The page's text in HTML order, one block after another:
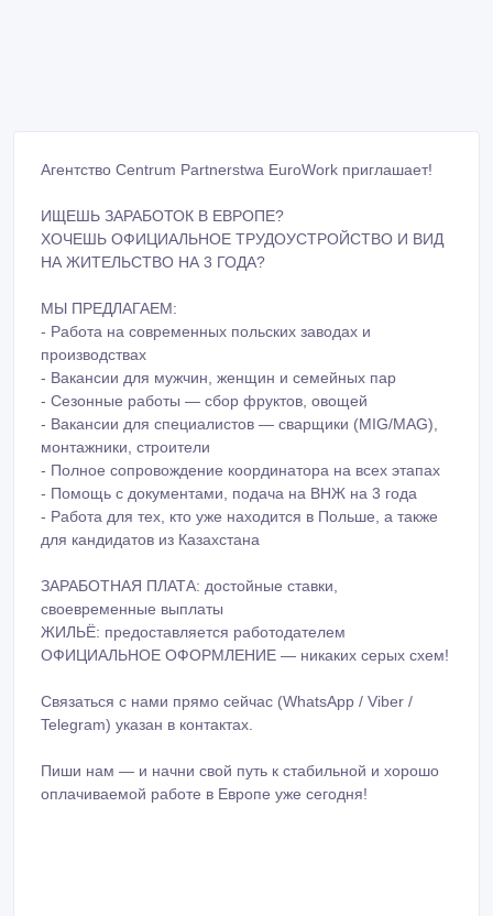
Агентство Centrum Partnerstwa EuroWork приглашает!
ИЩЕШЬ ЗАРАБОТОК В ЕВРОПЕ?
ХОЧЕШЬ ОФИЦИАЛЬНОЕ ТРУДОУСТРОЙСТВО И ВИД
НА ЖИТЕЛЬСТВО НА 3 ГОДА?
МЫ ПРЕДЛАГАЕМ:
- Работа на современных польских заводах и
производствах
- Вакансии для мужчин, женщин и семейных пар
- Сезонные работы — сбор фруктов, овощей
- Вакансии для специалистов — сварщики (MIG/MAG),
монтажники, строители
- Полное сопровождение координатора на всех этапах
- Помощь с документами, подача на ВНЖ на 3 года
- Работа для тех, кто уже находится в Польше, а также
для кандидатов из Казахстана
ЗАРАБОТНАЯ ПЛАТА: достойные ставки,
своевременные выплаты
ЖИЛЬЁ: предоставляется работодателем
ОФИЦИАЛЬНОЕ ОФОРМЛЕНИЕ — никаких серых схем!
Связаться с нами прямо сейчас (WhatsApp / Viber /
Telegram) указан в контактах.
Пиши нам — и начни свой путь к стабильной и хорошо
оплачиваемой работе в Европе уже сегодня!